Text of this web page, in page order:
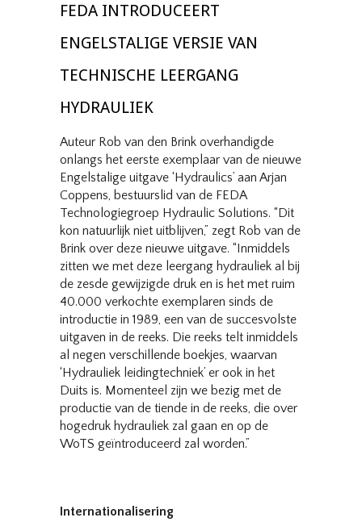
FEDA INTRODUCEERT
ENGELSTALIGE VERSIE VAN
TECHNISCHE LEERGANG
HYDRAULIEK
Auteur Rob van den Brink overhandigde
onlangs het eerste exemplaar van de nieuwe
Engelstalige uitgave ‘Hydraulics’ aan Arjan
Coppens, bestuurslid van de FEDA
Technologiegroep Hydraulic Solutions. “Dit
kon natuurlijk niet uitblijven,” zegt Rob van de
Brink over deze nieuwe uitgave. “Inmiddels
zitten we met deze leergang hydrauliek al bij
de zesde gewijzigde druk en is het met ruim
40.000 verkochte exemplaren sinds de
introductie in 1989, een van de succesvolste
uitgaven in de reeks. Die reeks telt inmiddels
al negen verschillende boekjes, waarvan
‘Hydrauliek leidingtechniek’ er ook in het
Duits is. Momenteel zijn we bezig met de
productie van de tiende in de reeks, die over
hogedruk hydrauliek zal gaan en op de
WoTS geïntroduceerd zal worden.”
Internationalisering